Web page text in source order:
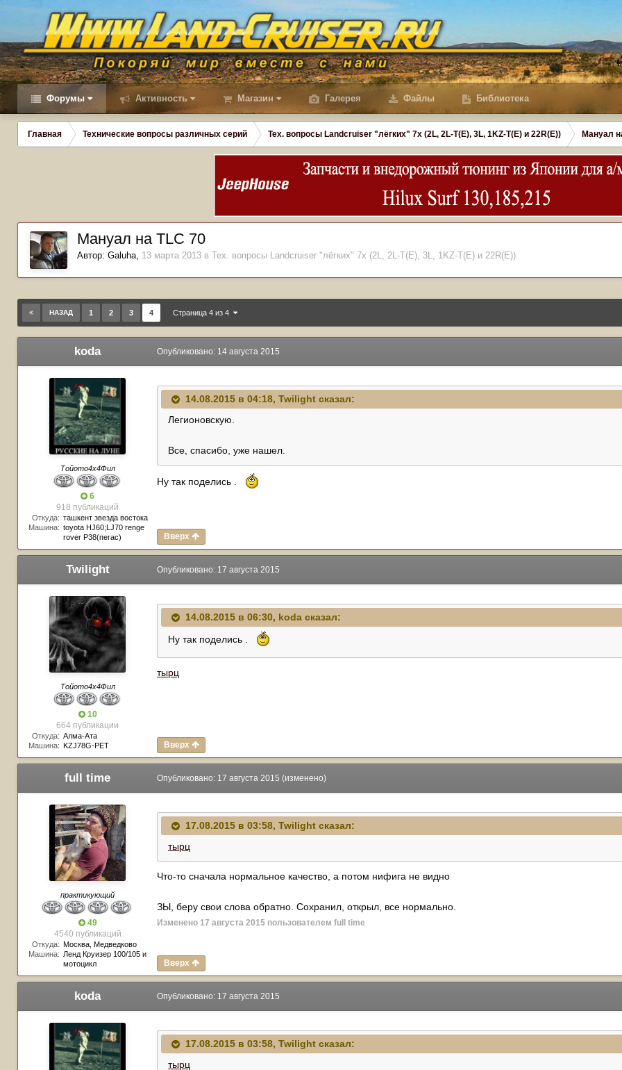
Форумы Активность Магазин Галерея Файлы Библиотека
Главная Технические вопросы различных серий Тех. вопросы Landcruiser "лёгких" 7x (2L, 2L-T(Е), 3L, 1KZ-T(E) и 22R(Е)) Мануал
Мануал на TLC 70
Автор: Galuha, 13 марта 2013 в Тех. вопросы Landcruiser "лёгких" 7x (2L, 2L-T(Е), 3L, 1KZ-T(E) и 22R(Е))
НАЗАД 1 2 3 4 Страница 4 из 4
koda
Тойото4х4Фил
6
918 публикаций
Откуда: ташкент звезда востока
Машина: toyota HJ60;LJ70 renge
rover P38(пегас)
Опубликовано: 14 августа 2015
14.08.2015 в 04:18, Twilight сказал:
Легионовскую.
Все, спасибо, уже нашел.
Ну так поделись .
Вверх
Twilight
Тойото4х4Фил
10
664 публикации
Откуда: Алма-Ата
Машина: KZJ78G-PET
Опубликовано: 17 августа 2015
14.08.2015 в 06:30, koda сказал:
Ну так поделись .
тырц
Вверх
full time
практикующий
49
4540 публикаций
Откуда: Москва, Медведково
Машина: Ленд Круизер 100/105 и
мотоцикл
Опубликовано: 17 августа 2015 (изменено)
17.08.2015 в 03:58, Twilight сказал:
тырц
Что-то сначала нормальное качество, а потом нифига не видно
ЗЫ, беру свои слова обратно. Сохранил, открыл, все нормально.
Изменено 17 августа 2015 пользователем full time
Вверх
koda Опубликовано: 17 августа 2015
17.08.2015 в 03:58, Twilight сказал:
тырц